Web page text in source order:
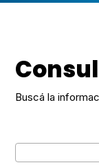
Buscá la